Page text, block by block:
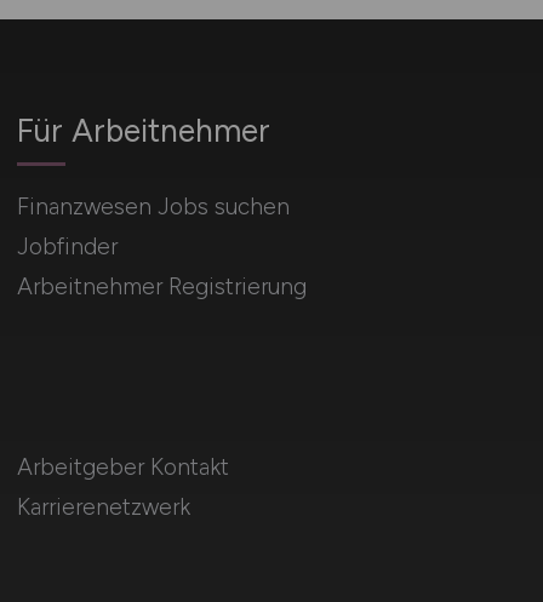
Für Arbeitnehmer
Finanzwesen Jobs suchen
Jobfinder
Arbeitnehmer Registrierung
Arbeitgeber Kontakt
Karrierenetzwerk